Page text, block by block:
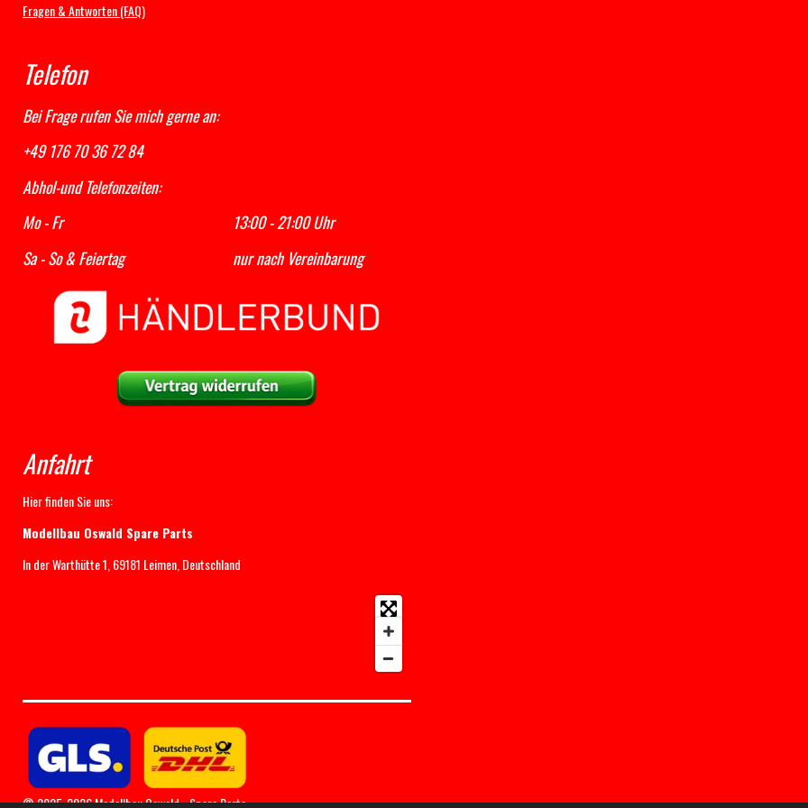
Fragen & Antworten (FAQ)
Telefon
Bei Frage rufen Sie mich gerne an:
+49 176 70 36 72 84
Abhol-und Telefonzeiten:
Mo - Fr 13:00 - 21:00 Uhr
Sa - So & Feiertag nur nach Vereinbarung
Anfahrt
Hier finden Sie uns:
Modellbau Oswald Spare Parts
In der Warthütte 1, 69181 Leimen, Deutschland
© 2025-2026 Modellbau Oswald - Spare Parts